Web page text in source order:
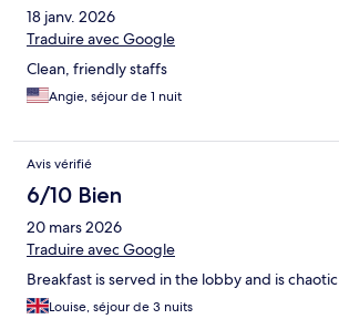
18 janv. 2026
Traduire avec Google
Clean, friendly staffs
Angie, séjour de 1 nuit
Avis vérifié
6/10 Bien
20 mars 2026
Traduire avec Google
Breakfast is served in the lobby and is chaotic
Louise, séjour de 3 nuits